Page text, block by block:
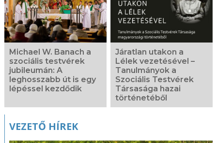
Michael W. Banach a
szociális testvérek
jubileumán: A
leghosszabb út is egy
lépéssel kezdődik
Járatlan utakon a
Lélek vezetésével –
Tanulmányok a
Szociális Testvérek
Társasága hazai
történetéből
VEZETŐ HÍREK